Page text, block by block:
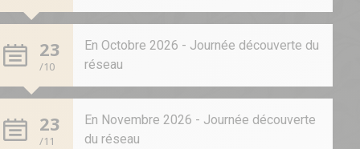
23
/10
En Octobre 2026 - Journée découverte du
réseau
23
/11
En Novembre 2026 - Journée découverte
du réseau